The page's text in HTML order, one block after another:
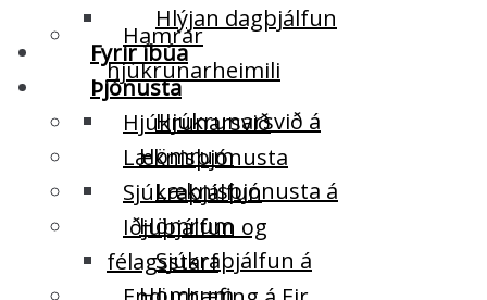
Hlýjan dagþjálfun
Fyrir íbúa
Þjónusta
Hjúkrunarsvið
Læknisþjónusta
Sjúkraþjálfun
Iðjuþjálfun og
félagsstarf
Hamrar
hjúkrunarheimili
Hjúkrunarsvið á
Hömrum
Læknisþjónusta á
Hömrum
Sjúkraþjálfun á